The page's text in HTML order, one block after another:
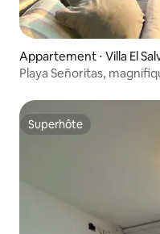
Appartement ⋅ Villa El
Playa Señoritas,
Superhôte
Superhôte